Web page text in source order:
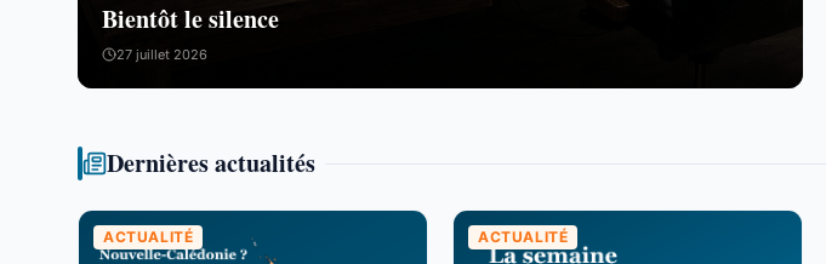
Bientôt le silence
27 juillet 2026
Dernières actualités
ACTUALITÉ ACTUALITÉ